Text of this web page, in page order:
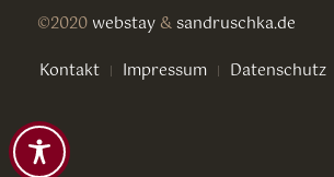
©2020 webstay&sandruschka.de
Kontakt
Impressum Datenschutz